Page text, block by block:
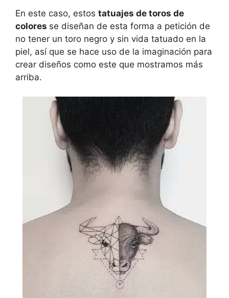
En este caso, estos tatuajes de toros de
colores se diseñan de esta forma a petición de
no tener un toro negro y sin vida tatuado en la
piel, así que se hace uso de la imaginación para
crear diseños como este que mostramos más
arriba.